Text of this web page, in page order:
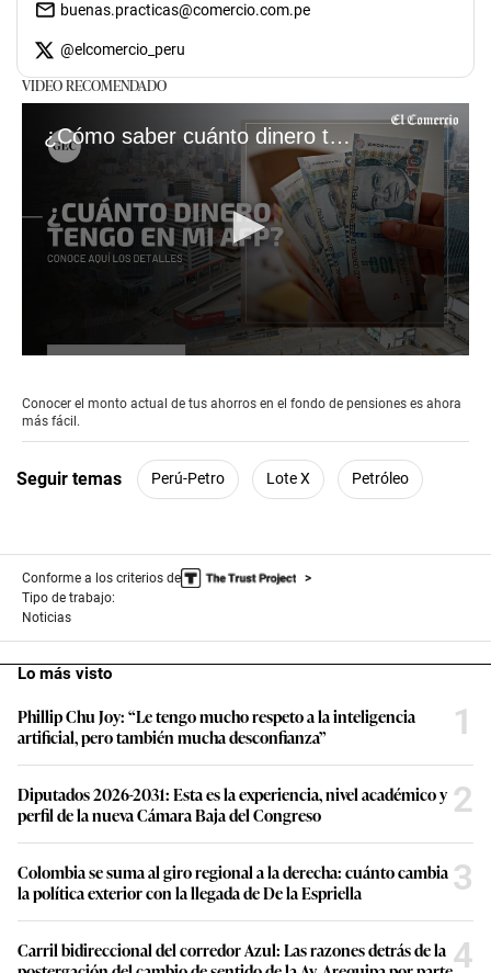
buenas.practicas@comercio.com.pe
@elcomercio_peru
VIDEO RECOMENDADO
¿Cómo saber cuánto dinero tengo en mi AFP?
of
2
seconds
Conocer el monto actual de tus ahorros en el fondo de pensiones es ahora
más fácil.
Seguir temas Perú-Petro Lote X Petróleo
Conforme a los criterios de
Tipo de trabajo:
Noticias
Lo más visto
Phillip Chu Joy: “Le tengo mucho respeto a la inteligencia
artificial, pero también mucha desconfianza”
1
Diputados 2026-2031: Esta es la experiencia, nivel académico y
perfil de la nueva Cámara Baja del Congreso
2
Colombia se suma al giro regional a la derecha: cuánto cambia
la política exterior con la llegada de De la Espriella
3
Carril bidireccional del corredor Azul: Las razones detrás de la 4